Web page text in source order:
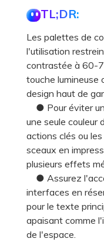
TL;DR:
Les palettes de
l'utilisation
contrastée à 60-
touche lumineuse
design haut de
● Pour éviter un
une seule couleur
actions clés ou
sceaux en
plusieurs effets
● Assurez
interfaces en
pour le texte
apaisant comme
de l'espace.